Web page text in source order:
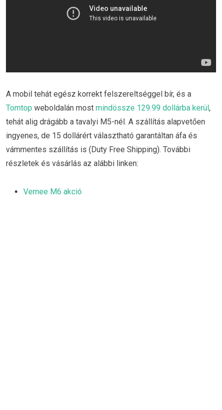
A mobil tehát egész korrekt felszereltséggel bír, és a
Tomtop weboldalán most mindössze 129.99 dollárba kerül,
tehát alig drágább a tavalyi M5-nél. A szállítás alapvetően
ingyenes, de 15 dollárért választható garantáltan áfa és
vámmentes szállítás is (Duty Free Shipping). További
részletek és vásárlás az alábbi linken:
Vernee M6 akció